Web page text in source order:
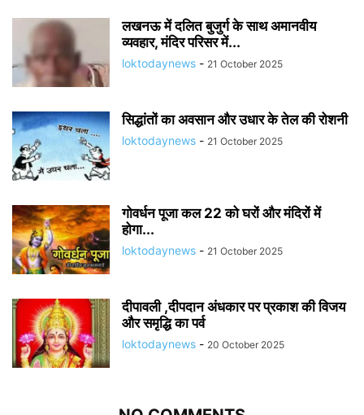
लखनऊ में दलित बुजुर्ग के साथ अमानवीय
व्यवहार, मंदिर परिसर में...
loktodaynews - 21 October 2025
सिद्धांतों का अवसान और उधार के तेल की रोशनी
loktodaynews - 21 October 2025
गोवर्धन पूजा कल 22 को घरों और मंदिरों में
होगा...
loktodaynews - 21 October 2025
दीपावली ,दीपदान अंधकार पर प्रकाश की विजय
और समृद्धि का पर्व
loktodaynews - 20 October 2025